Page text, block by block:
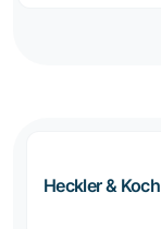
Heckler & Koch